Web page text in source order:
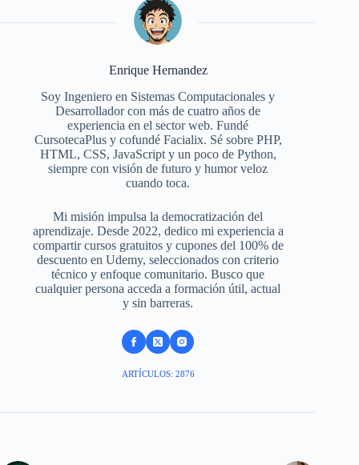
Enrique Hernandez
Soy Ingeniero en Sistemas Computacionales y
Desarrollador con más de cuatro años de
experiencia en el sector web. Fundé
CursotecaPlus y cofundé Facialix. Sé sobre PHP,
HTML, CSS, JavaScript y un poco de Python,
siempre con visión de futuro y humor veloz
cuando toca.
Mi misión impulsa la democratización del
aprendizaje. Desde 2022, dedico mi experiencia a
compartir cursos gratuitos y cupones del 100% de
descuento en Udemy, seleccionados con criterio
técnico y enfoque comunitario. Busco que
cualquier persona acceda a formación útil, actual
y sin barreras.
ARTÍCULOS: 2876